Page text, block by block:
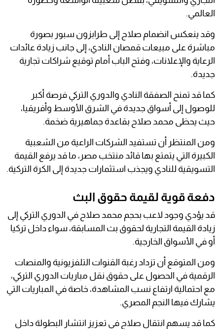
العالمي.
وقد ينعكس انضمام صلاح إلى طرابزون سبور بصورة
مباشرة على مبيعات قمصان النادي، إلى جانب زيادة عائدات
الرعاية والإعلانات، وفتح الباب أمام توقيع شراكات تجارية
جديدة.
كما قد تمنح الصفقة النادي والدوري التركي فرصة أكبر
للوصول إلى أسواق جديدة في الشرق الأوسط وأفريقيا،
حيث يحظى محمد صلاح بقاعدة جماهيرية ضخمة.
ومن المنتظر أن تستفيد الشركات الراعية من الشعبية
الكبيرة التي يتمتع بها قائد منتخب مصر، ما قد يرفع القيمة
التسويقية للنادي ويجذب استثمارات جديدة إلى الكرة التركية.
دفعة قوية لقيمة حقوق البث
قد يؤدي وجود لاعب بحجم محمد صلاح في الدوري التركي إلى
زيادة القيمة التجارية لحقوق بث المسابقة، سواء داخل تركيا
أو في الأسواق الخارجية.
ومن المتوقع أن تزداد رغبة القنوات التلفزيونية والمنصات
الرقمية في الحصول على حقوق نقل مباريات الدوري التركي،
مع احتمالية ارتفاع نسب المشاهدة، خاصة في المباريات التي
يشارك فيها النجم المصري.
كما قد يسهم انتقال صلاح في تعزيز انتشار البطولة داخل